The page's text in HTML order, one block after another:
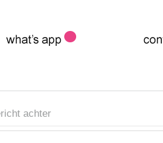
achter